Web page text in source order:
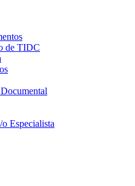
de TIDC
Especialista